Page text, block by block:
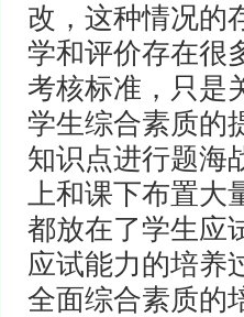
改，这种情况的
学和评价存在很
考核标准，只是
学生综合素质的
知识点进行题海
上和课下布置大
都放在了学生应
应试能力的培养
全面综合素质的